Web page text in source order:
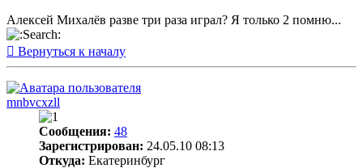
Алексей Михалёв разве три раза играл? Я только 2 помню...
Вернуться к началу
mnbvcxzll
Сообщения: 48
Зарегистрирован: 24.05.10 08:13
Откуда: Екатеринбург